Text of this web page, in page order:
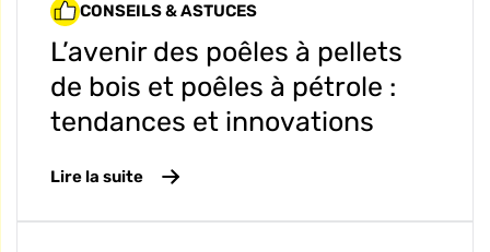
CONSEILS & ASTUCES
L’avenir des poêles à pellets
de bois et poêles à pétrole :
tendances et innovations
Lire la suite